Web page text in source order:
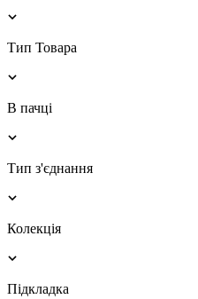
Тип Товара
В пачці
Тип з'єднання
Колекція
Підкладка